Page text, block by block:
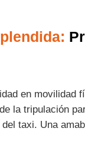
en
la tripulación
taxi. Una